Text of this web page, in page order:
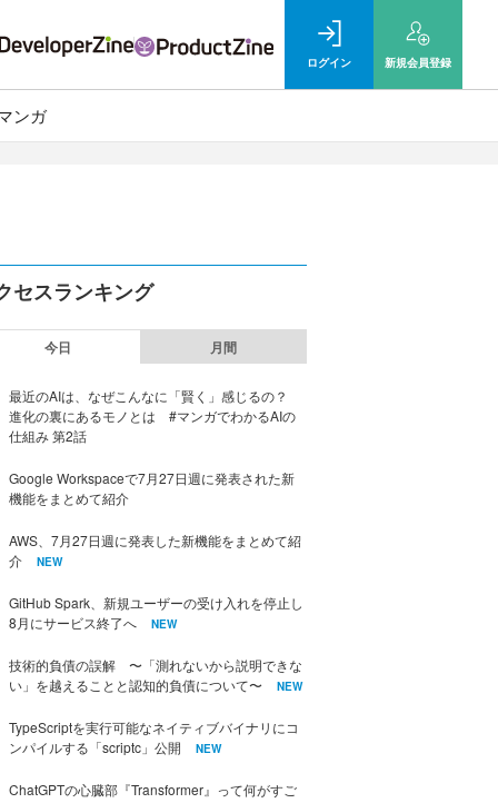
ログイン 新規会員登録
ンガ
セスランキング
今日 月間
最近のAIは、なぜこんなに「賢く」感じるの？
進化の裏にあるモノとは #マンガでわかるAIの
仕組み 第2話
Google Workspaceで7月27日週に発表された新
機能をまとめて紹介
AWS、7月27日週に発表した新機能をまとめて紹
介
NEW
GitHub Spark、新規ユーザーの受け入れを停止し
8月にサービス終了へ
NEW
技術的負債の誤解 〜「測れないから説明できな
い」を越えることと認知的負債について〜
NEW
TypeScriptを実行可能なネイティブバイナリにコ
ンパイルする「scriptc」公開
NEW
ChatGPTの心臓部『Transformer』って何がすご